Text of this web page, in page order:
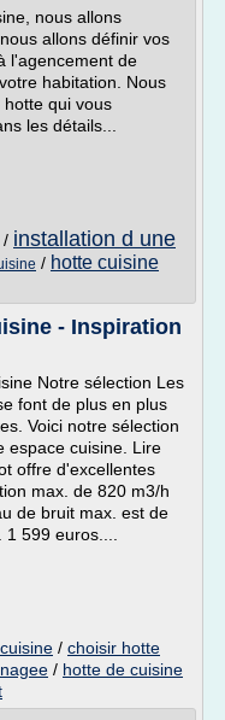
nous allons
allons définir vos
l'agencement de
habitation. Nous
qui vous
les détails...
/ installation d une
/ hotte cuisine
- Inspiration
Notre sélection Les
font de plus en plus
Voici notre sélection
espace cuisine. Lire
offre d'excellentes
max. de 820 m3/h
de bruit max. est de
599 euros....
/ choisir hotte
/ hotte de cuisine